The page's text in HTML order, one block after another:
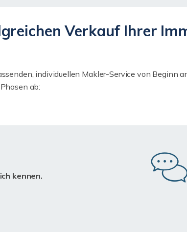
Verkauf Ihrer
individuellen Makler-Service von Beginn
ab:
kennen.